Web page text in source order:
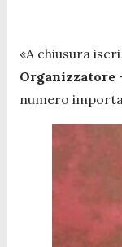
«A chiusura
Organizzatore
numero